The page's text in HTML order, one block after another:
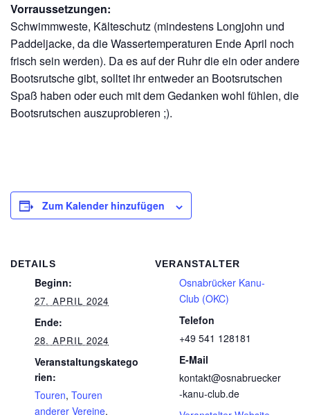
Vorraussetzungen:
Schwimmweste, Kälteschutz (mindestens Longjohn und
Paddeljacke, da die Wassertemperaturen Ende April noch
frisch sein werden). Da es auf der Ruhr die ein oder andere
Bootsrutsche gibt, solltet ihr entweder an Bootsrutschen
Spaß haben oder euch mit dem Gedanken wohl fühlen, die
Bootsrutschen auszuprobieren ;).
Zum Kalender hinzufügen
DETAILS
Beginn:
27. APRIL 2024
Ende:
28. APRIL 2024
Veranstaltungskatego
rien:
Touren, Touren
anderer Vereine,
VERANSTALTER
Osnabrücker Kanu-
Club (OKC)
Telefon
+49 541 128181
E-Mail
kontakt@osnabruecker
-kanu-club.de